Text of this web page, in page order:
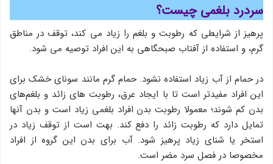
سردرد بلغمی چیست؟
پرهیز از شرایطی که رطوبت و بلغم را زیاد می کند، توقف در مناطق
گرم، و استفاده از آفتاب صبحگاهی به این افراد توصیه می شود.
در حمام از آب زیاد استفاده نشود. حمام گرم مانند سونای خشک برای
این افراد مفیدتر است تا با ایجاد عرق، رطوبت های زائد و بلغم‌های
بدن کم شوند؛ معمولا رطوبت بدن افراد بلغمی زیاد است و بدن آنها
تمایل دارد که رطوبت زائد را دفع کند. بهت است از توقف زیاد در
استخر یا شنای زیاد پرهیز شود. آب برای بدن این گروه از افراد
مخصوصا در فصل سرد مضر است.